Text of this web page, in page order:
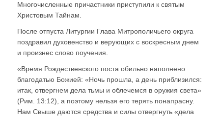
Многочисленные причастники приступили к святым
Христовым Тайнам.
После отпуста Литургии Глава Митрополичьего округа
поздравил духовенство и верующих с воскресным днем
и произнес слово поучения.
«Время Рождественского поста обильно наполнено
благодатью Божией: «Ночь прошла, а день приблизился:
итак, отвергнем дела тьмы и облечемся в оружия света»
(Рим. 13:12), а поэтому нельзя его терять понапрасну.
Нам Свыше даются средства и силы отвергнуть «дела